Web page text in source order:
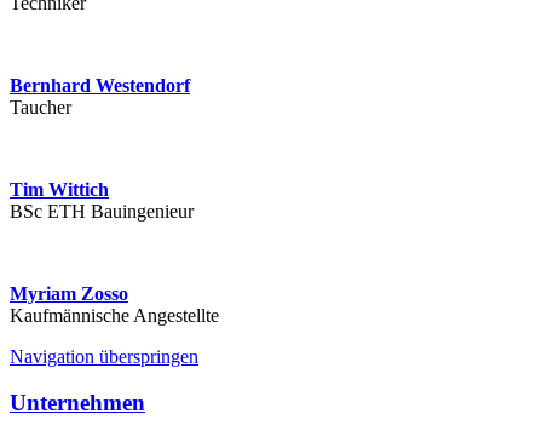
Bernhard Westendorf
Taucher
Tim Wittich
BSc ETH Bauingenieur
Myriam Zosso
Kaufmännische Angestellte
Navigation überspringen
Unternehmen